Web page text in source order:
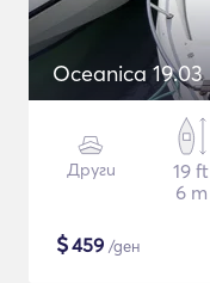
Oceanica 19.03
Други
19 ft
6 m
$459 /ден